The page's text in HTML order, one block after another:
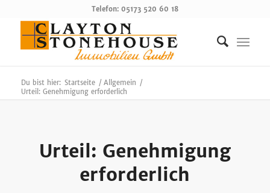
Telefon: 05173 520 60 18
Du bist hier: Startseite / Allgemein /
Urteil: Genehmigung erforderlich
Urteil: Genehmigung
erforderlich